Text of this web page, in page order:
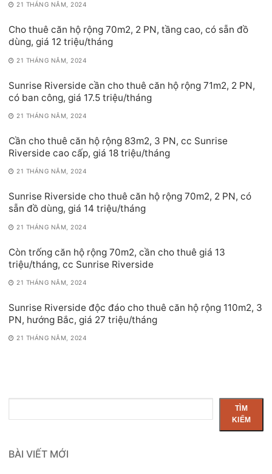
21 THÁNG NĂM, 2024
Cho thuê căn hộ rộng 70m2, 2 PN, tầng cao, có sẵn đồ
dùng, giá 12 triệu/tháng
21 THÁNG NĂM, 2024
Sunrise Riverside cần cho thuê căn hộ rộng 71m2, 2 PN,
có ban công, giá 17.5 triệu/tháng
21 THÁNG NĂM, 2024
Cần cho thuê căn hộ rộng 83m2, 3 PN, cc Sunrise
Riverside cao cấp, giá 18 triệu/tháng
21 THÁNG NĂM, 2024
Sunrise Riverside cho thuê căn hộ rộng 70m2, 2 PN, có
sẵn đồ dùng, giá 14 triệu/tháng
21 THÁNG NĂM, 2024
Còn trống căn hộ rộng 70m2, cần cho thuê giá 13
triệu/tháng, cc Sunrise Riverside
21 THÁNG NĂM, 2024
Sunrise Riverside độc đáo cho thuê căn hộ rộng 110m2, 3
PN, hướng Bắc, giá 27 triệu/tháng
21 THÁNG NĂM, 2024
kiếm
TÌM
KIẾM
BÀI VIẾT MỚI